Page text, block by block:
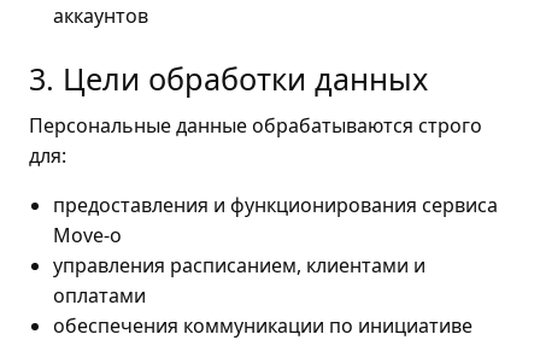
аккаунтов
3. Цели обработки данных
Персональные данные обрабатываются строго
для:
предоставления и функционирования сервиса
Move-o
управления расписанием, клиентами и
оплатами
обеспечения коммуникации по инициативе